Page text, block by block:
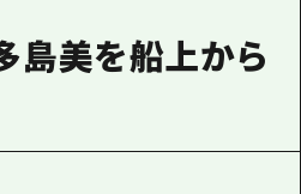
力を動画でご紹介！
島美を船上から